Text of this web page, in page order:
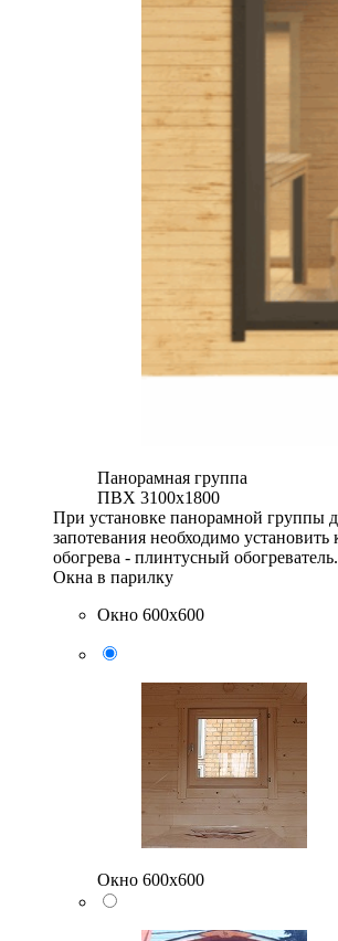
Панорамная группа
ПВХ 3100x1800
При установке панорамной группы
запотевания необходимо установить
обогрева - плинтусный обогреватель.
Окна в парилку
Окно 600х600
Окно 600х600